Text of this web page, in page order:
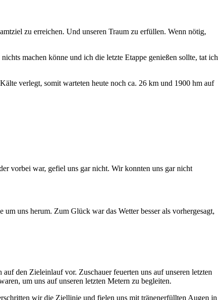
zu erreichen. Und unseren Traum zu erfüllen. Wenn nötig,
machen könne und ich die letzte Etappe genießen sollte, tat ich
verlegt, somit warteten heute noch ca. 26 km und 1900 hm auf
vorbei war, gefiel uns gar nicht. Wir konnten uns gar nicht
uns herum. Zum Glück war das Wetter besser als vorhergesagt,
den Zieleinlauf vor. Zuschauer feuerten uns auf unseren letzten
um uns auf unseren letzten Metern zu begleiten.
wir die Ziellinie und fielen uns mit tränenerfüllten Augen in